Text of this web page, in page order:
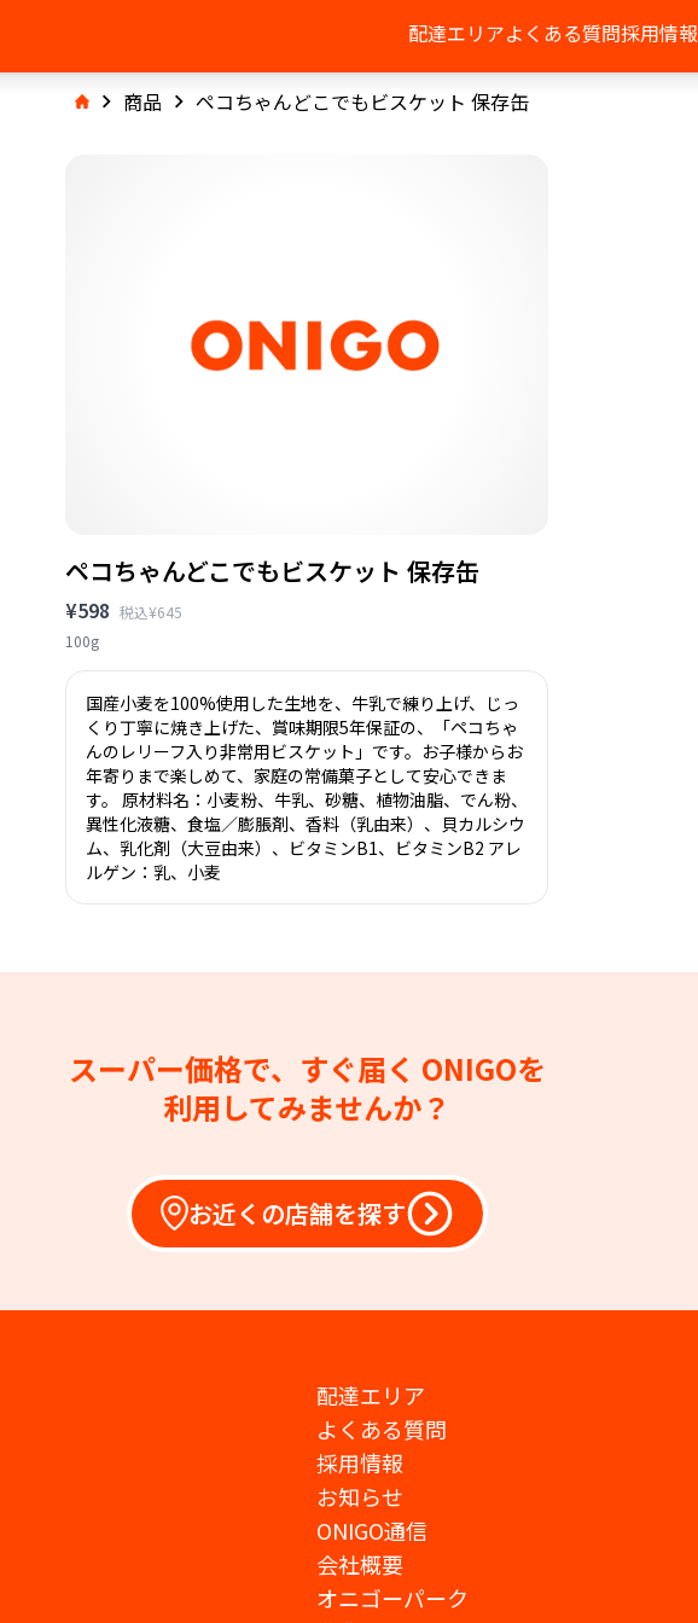
配達エリアよくある質問採用情報
商品 ペコちゃんどこでもビスケット 保存缶
ペコちゃんどこでもビスケット 保存缶
¥598 税込¥645
100g
国産小麦を100%使用した生地を、牛乳で練り上げ、じっ
くり丁寧に焼き上げた、賞味期限5年保証の、「ペコちゃ
んのレリーフ入り非常用ビスケット」です。お子様からお
年寄りまで楽しめて、家庭の常備菓子として安心できま
す。 原材料名：小麦粉、牛乳、砂糖、植物油脂、でん粉、
異性化液糖、食塩／膨脹剤、香料（乳由来）、貝カルシウ
ム、乳化剤（大豆由来）、ビタミンB1、ビタミンB2 アレ
ルゲン：乳、小麦
スーパー価格で、すぐ届く ONIGOを
利用してみませんか？
お近くの店舗を探す
配達エリア
よくある質問
採用情報
お知らせ
ONIGO通信
会社概要
オニゴーパーク